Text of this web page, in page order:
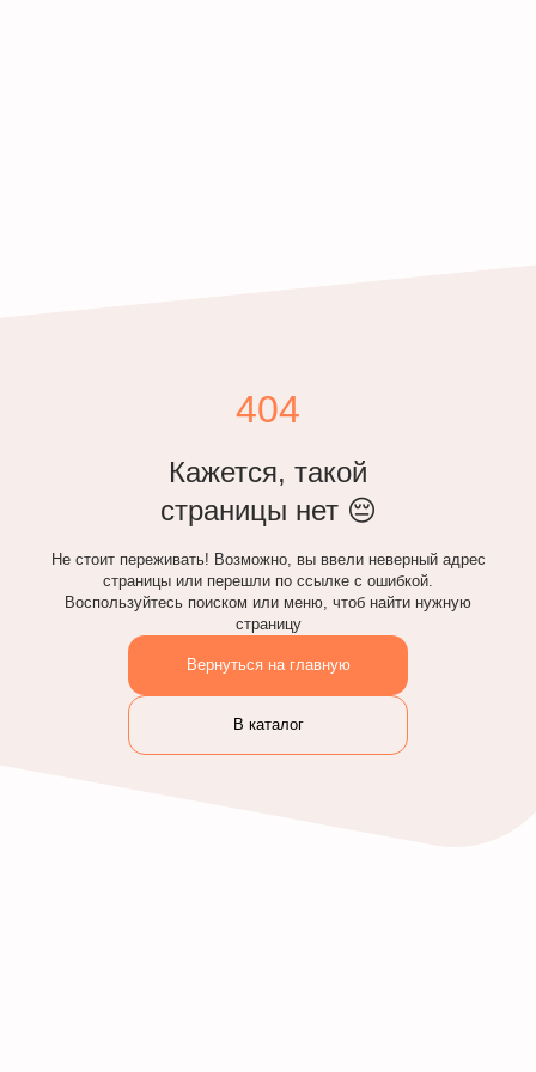
404
Кажется, такой
страницы нет 😔
Не стоит переживать! Возможно, вы ввели неверный адрес
страницы или перешли по ссылке с ошибкой.
Воспользуйтесь поиском или меню, чтоб найти нужную
страницу
Вернуться на главную
В каталог